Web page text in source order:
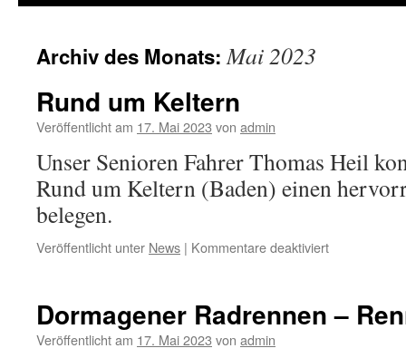
Archiv des Monats:Mai 2023
Rund um Keltern
Veröffentlicht am 17. Mai 2023 von admin
Unser Senioren Fahrer Thomas Heil
Rund um Keltern (Baden) einen
belegen.
Veröffentlicht unter News | Kommentare deaktiviert
Keltern
Dormagener Radrennen –
Veröffentlicht am 17. Mai 2023 von admin